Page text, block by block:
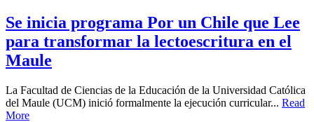
Se inicia programa Por un Chile que Lee
para transformar la lectoescritura en el
Maule
La Facultad de Ciencias de la Educación de la Universidad Católica
del Maule (UCM) inició formalmente la ejecución curricular... Read
More